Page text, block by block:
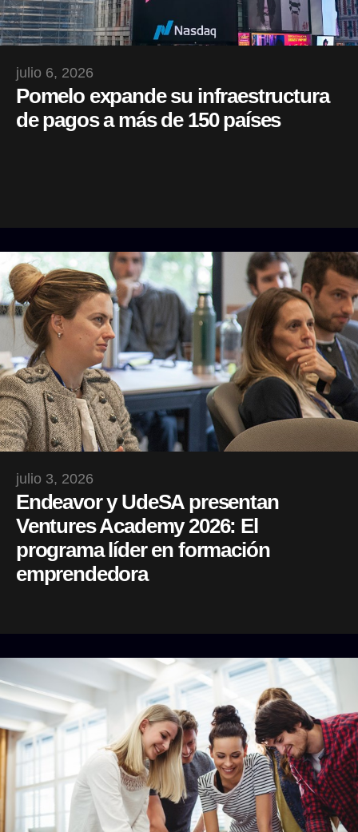
julio 6, 2026
Pomelo expande su infraestructura
de pagos a más de 150 países
julio 3, 2026
Endeavor y UdeSA presentan
Ventures Academy 2026: El
programa líder en formación
emprendedora